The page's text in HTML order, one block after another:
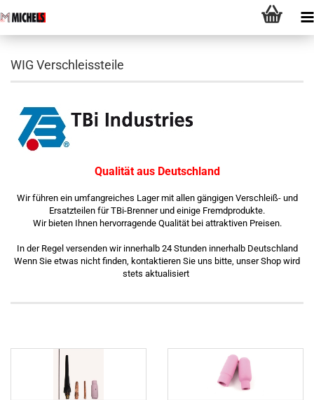
WIG Verschleissteile
Qualität aus Deutschland
Wir führen ein umfangreiches Lager mit allen gängigen Verschleiß- und
Ersatzteilen für TBi-Brenner und einige Fremdprodukte.
Wir bieten Ihnen hervorragende Qualität bei attraktiven Preisen.
In der Regel versenden wir innerhalb 24 Stunden innerhalb Deutschland
Wenn Sie etwas nicht finden, kontaktieren Sie uns bitte, unser Shop wird
stets aktualisiert